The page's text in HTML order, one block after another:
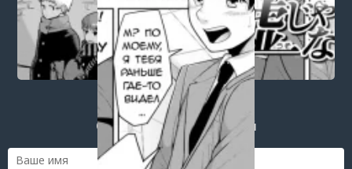
Post a comment
Loginorregister to post a comment.
Добавить комментарий
Оставить комментарий